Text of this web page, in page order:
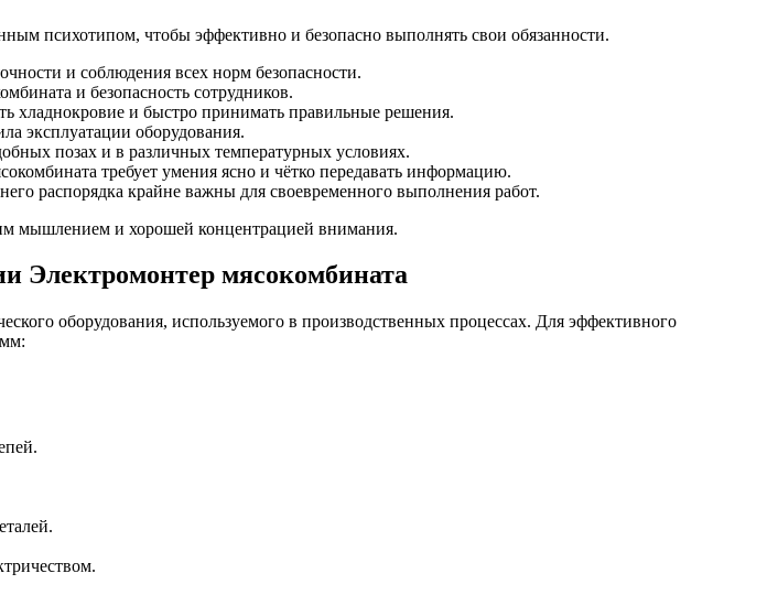
психотипом, чтобы эффективно и безопасно выполнять свои обязанности.
и соблюдения всех норм безопасности.
и безопасность сотрудников.
хладнокровие и быстро принимать правильные решения.
эксплуатации оборудования.
позах и в различных температурных условиях.
требует умения ясно и чётко передавать информацию.
распорядка крайне важны для своевременного выполнения работ.
мышлением и хорошей концентрацией внимания.
Электромонтер мясокомбината
оборудования, используемого в производственных процессах. Для эффективного